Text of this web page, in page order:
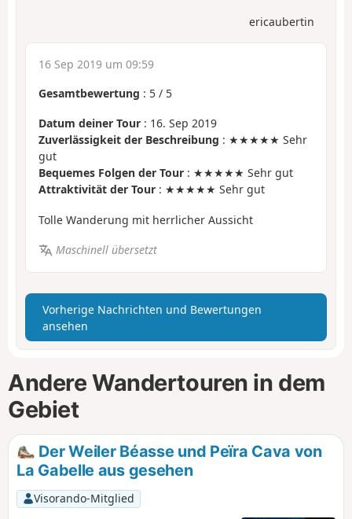
ericaubertin
16 Sep 2019 um 09:59
Gesamtbewertung : 5 / 5
Datum deiner Tour : 16. Sep 2019
Zuverlässigkeit der Beschreibung : ★★★★★ Sehr
gut
Bequemes Folgen der Tour : ★★★★★ Sehr gut
Attraktivität der Tour : ★★★★★ Sehr gut
Tolle Wanderung mit herrlicher Aussicht
Maschinell übersetzt
Vorherige Nachrichten und Bewertungen
ansehen
Andere Wandertouren in dem
Gebiet
Der Weiler Béasse und Peïra Cava von
La Gabelle aus gesehen
Visorando-Mitglied